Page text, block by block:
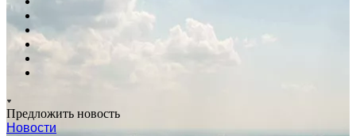
Предложить новость
Новости